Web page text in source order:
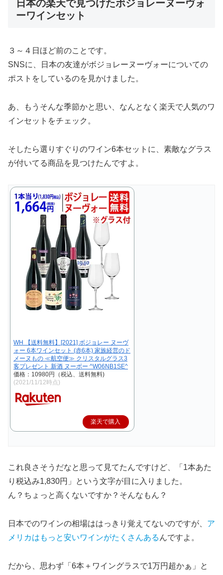
日本の楽天で見つけたボジョレーヌーヴォ
ーワインセット
３～４日ほど前のことです。
SNSに、日本の友達がボジョレーヌーヴォーについての
ポストをしているのを見かけました。
あ、もうそんな季節かと思い、なんとなく楽天で人気のワ
インセットをチェック。
そしたら選りすぐりのワイン6本セットに、素敵なグラス
が付いてる商品を見つけたんですよ。
WH 【送料無料】[2021] ボジョレー ヌーヴ
ォー 6本ワインセット (赤6本) 家族経営のド
メーヌもの ≪航空便≫ クリスタルグラス3
客プレゼント 新酒 ヌーボー ^W06NB1SE^
価格：10980円（税込、送料無料)
(2021/11/12時点)
楽天で購入
これ良さそうだなと思って見てたんですけど、
「1本あた
り税込み1,830円」
という文字が目に入りました。
ん？ちょっと高くないですか？そんなもん？
日本でのワインの相場ははっきり覚えてないのですが、 ア
メリカはもっと安いワインがたくさんある んですよ。
だから、思わず「6本＋ワイングラスで1万円超かぁ」と